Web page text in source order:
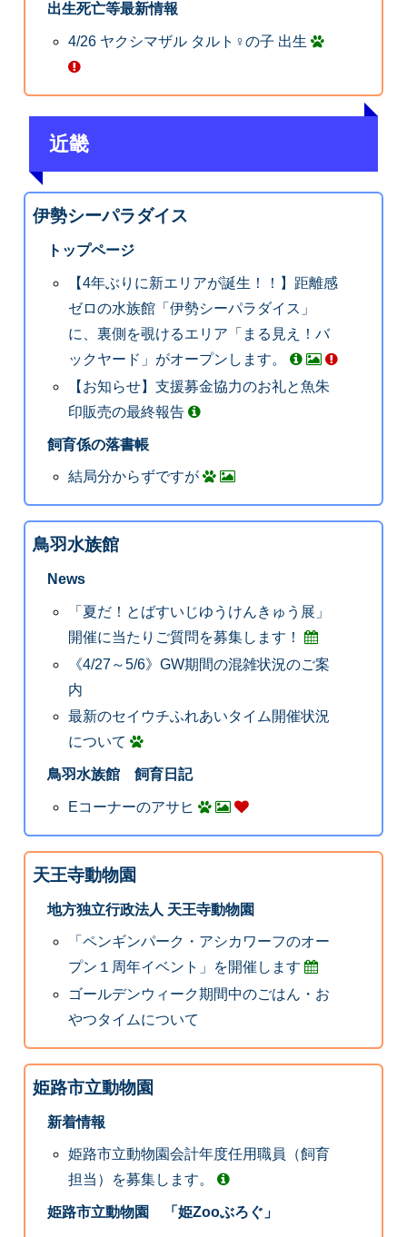
出生死亡等最新情報
4/26 ヤクシマザル タルト♀の子 出生
近畿
伊勢シーパラダイス
トップページ
【4年ぶりに新エリアが誕生！！】距離感
ゼロの水族館「伊勢シーパラダイス」
に、裏側を覗けるエリア「まる見え！バ
ックヤード」がオープンします。
【お知らせ】支援募金協力のお礼と魚朱
印販売の最終報告
飼育係の落書帳
結局分からずですが
鳥羽水族館
News
「夏だ！とばすいじゆうけんきゅう展」
開催に当たりご質問を募集します！
《4/27～5/6》GW期間の混雑状況のご案
内
最新のセイウチふれあいタイム開催状況
について
鳥羽水族館 飼育日記
Eコーナーのアサヒ
天王寺動物園
地方独立行政法人 天王寺動物園
「ペンギンパーク・アシカワーフのオー
プン１周年イベント」を開催します
ゴールデンウィーク期間中のごはん・お
やつタイムについて
姫路市立動物園
新着情報
姫路市立動物園会計年度任用職員（飼育
担当）を募集します。
姫路市立動物園 「姫Zooぶろぐ」